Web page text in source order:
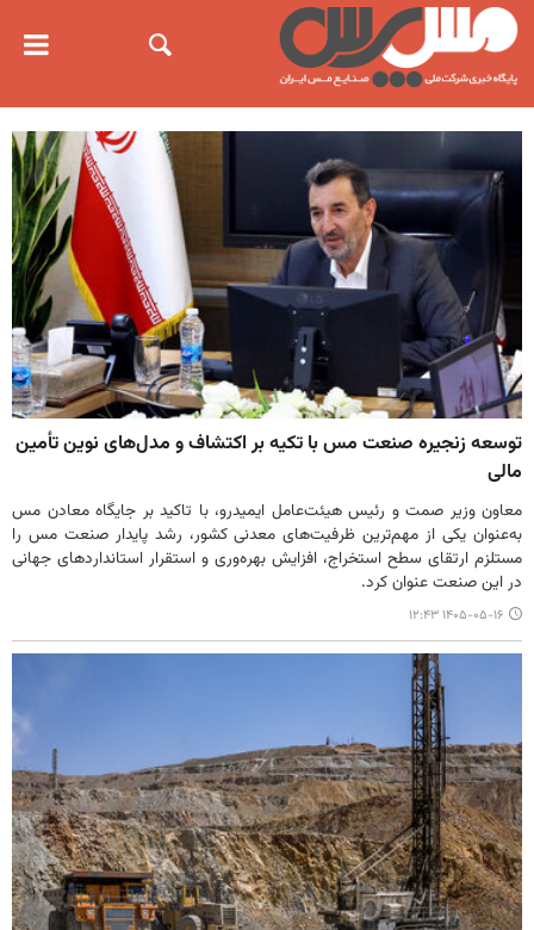
توسعه زنجیره صنعت مس با تکیه بر اکتشاف و مدل‌های نوین تأمین
مالی
معاون وزیر صمت و رئیس هیئت‌عامل ایمیدرو، با تاکید بر جایگاه معادن مس
به‌عنوان یکی از مهم‌ترین ظرفیت‌های معدنی کشور، رشد پایدار صنعت مس را
مستلزم ارتقای سطح استخراج، افزایش بهره‌وری و استقرار استانداردهای جهانی
در این صنعت عنوان کرد.
۱۴۰۵-۰۵-۱۶ ۱۲:۴۳